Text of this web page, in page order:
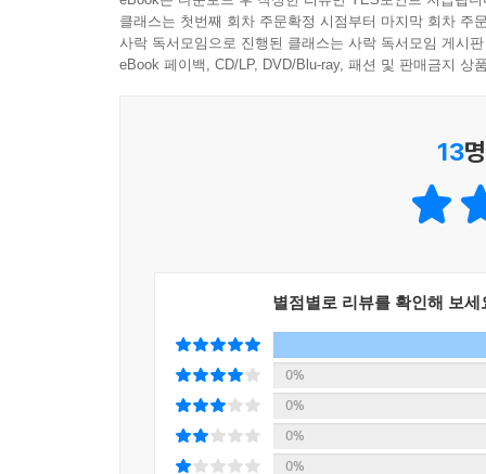
거예요. 한창 외모에 대해 신경을 많이 쓰는 아이
사람들과의 관계에서 더 나아가, 사람과 자연의
기다림을 받아들이는 모습을 보며, 계절의 순환과
대표적으로 문학, 역사, 철학이 있어요. 열심히 공
있어요. 신화는 인문학의 뿌리라고 볼 수 있거든
동화가 끝난 후에는 ‘책방 강의’를 통해 꼭 알아야
키워드도 얻을 수 있지요. 책을 다 읽고 나면 인
자연스럽게 자랄 거예요.
클래스는 첫번째 회차 주문확정 시점부터 마지막 회차 주
사락 독서모임으로 진행된 클래스는 사락 독서모임 게시
eBook 페이백, CD/LP, DVD/Blu-ray, 패션 및 판매금지 상
13
별점별로 리뷰를 확인해 보세
0%
0%
0%
0%